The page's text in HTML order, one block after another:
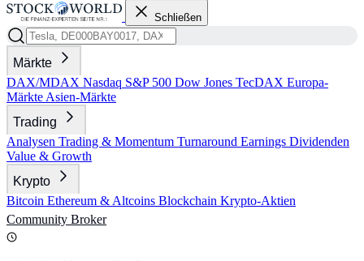
Schließen
Märkte
DAX/MDAX Nasdaq S&P 500 Dow Jones TecDAX Europa-
Märkte Asien-Märkte
Trading
Analysen Trading & Momentum Turnaround Earnings Dividenden
Value & Growth
Krypto
Bitcoin Ethereum & Altcoins Blockchain Krypto-Aktien
Community Broker